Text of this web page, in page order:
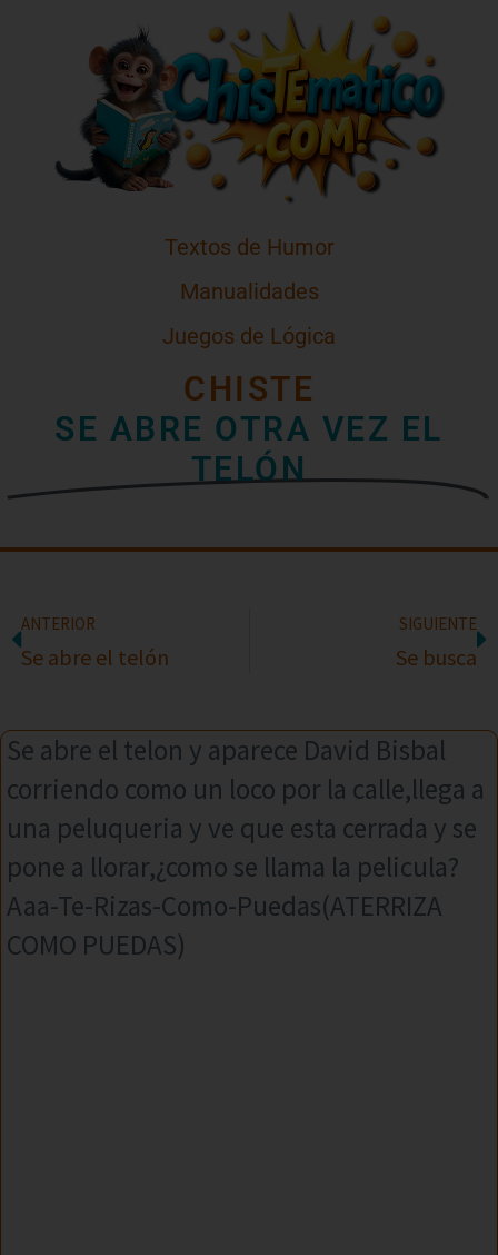
Textos de Humor
Manualidades
Juegos de Lógica
CHISTE
SE ABRE OTRA VEZ EL
TELÓN
ANTERIOR
Se abre el telón
SIGUIENTE
Se busca
Se abre el telon y aparece David Bisbal
corriendo como un loco por la calle,llega a
una peluqueria y ve que esta cerrada y se
pone a llorar,¿como se llama la pelicula?
Aaa-Te-Rizas-Como-Puedas(ATERRIZA
COMO PUEDAS)